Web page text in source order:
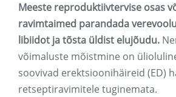
Meeste reproduktiivtervise osas
ravimtaimed parandada
libiidot ja tõsta üldist elujõudu.
võimaluste mõistmine on
soovivad erektsioonihäireid (ED)
retseptiravimitele tuginemata.